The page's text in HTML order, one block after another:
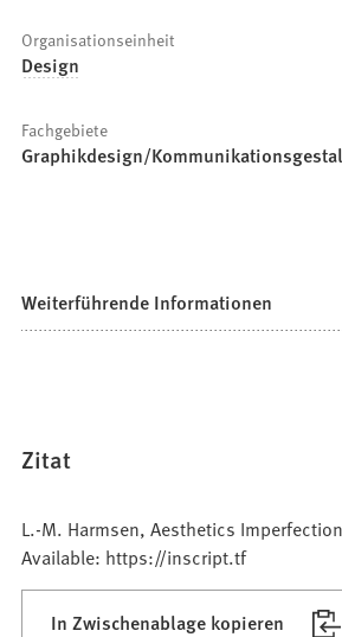
Organisationseinheit
Design
Fachgebiete
Graphikdesign/
Weiterführende Informationen
Zitat
L.-M. Harmsen, Aesthetics
Available: https://inscript.tf
In Zwischenablage kopieren